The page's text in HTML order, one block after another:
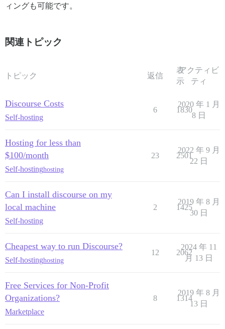
ィングも可能です。
関連トピック
トピック 返信
表
示
アクティビ
ティ
Discourse Costs
Self-hosting
6 1830
2020 年 1 月
8 日
Hosting for less than
$100/month
Self-hostinghosting
23 2501
2022 年 9 月
22 日
Can I install discourse on my
local machine
Self-hosting
2 1425
2019 年 8 月
30 日
Cheapest way to run Discourse?
Self-hostinghosting
12 2062
2024 年 11
月 13 日
Free Services for Non-Profit
Organizations?
Marketplace
8 1314
2019 年 8 月
13 日